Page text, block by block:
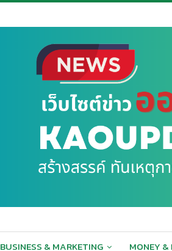
BUSINESS & MARKETING MONEY &